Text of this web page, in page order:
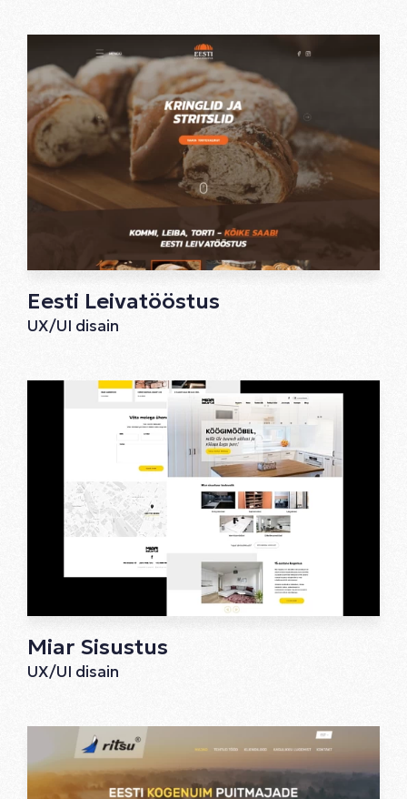
Eesti Leivatööstus
UX/UI disain
Miar Sisustus
UX/UI disain